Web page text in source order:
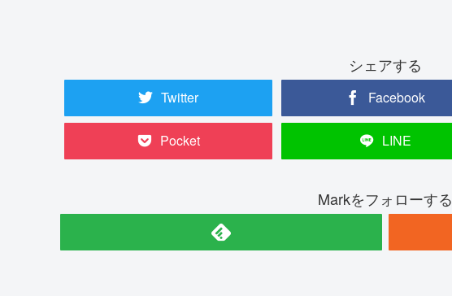
シェアする
Twitter Facebook
Pocket LINE
Markをフォローする